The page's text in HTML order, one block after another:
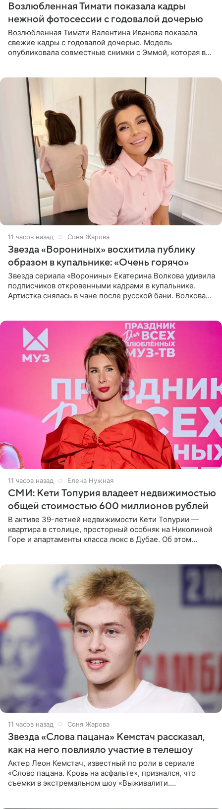
Возлюбленная Тимати показала кадры
нежной фотосессии с годовалой дочерью
Возлюбленная Тимати Валентина Иванова показала
свежие кадры с годовалой дочерью. Модель
опубликовала совместные снимки с Эммой, которая в
11 часов назад Соня Жарова
Звезда «Ворониных» восхитила публику
образом в купальнике: «Очень горячо»
Звезда сериала «Воронины» Екатерина Волкова удивила
подписчиков откровенными кадрами в купальнике.
Артистка снялась в чане после русской бани. Волкова
11 часов назад Елена Нужная
СМИ: Кети Топурия владеет недвижимостью
общей стоимостью 600 миллионов рублей
В активе 39-летней недвижимости Кети Топурии —
квартира в столице, просторный особняк на Николиной
Горе и апартаменты класса люкс в Дубае. Об этом
11 часов назад Соня Жарова
Звезда «Слова пацана» Кемстач рассказал,
как на него повлияло участие в телешоу
Актер Леон Кемстач, известный по роли в сериале
«Слово пацана. Кровь на асфальте», признался, что
съемки в экстремальном шоу «Выживалити.